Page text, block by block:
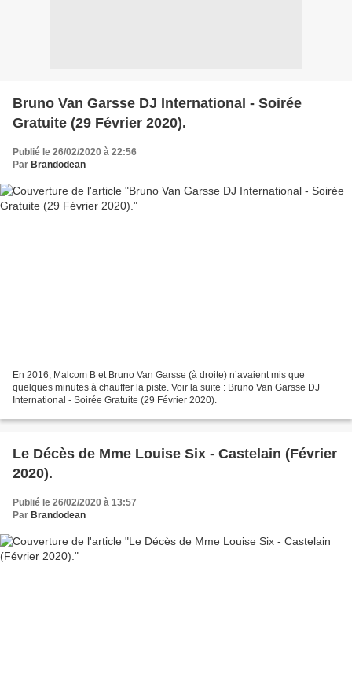
Bruno Van Garsse DJ International - Soirée
Gratuite (29 Février 2020).
Publié le 26/02/2020 à 22:56
Par Brandodean
En 2016, Malcom B et Bruno Van Garsse (à droite) n’avaient mis que
quelques minutes à chauffer la piste. Voir la suite : Bruno Van Garsse DJ
International - Soirée Gratuite (29 Février 2020).
Le Décès de Mme Louise Six - Castelain (Février
2020).
Publié le 26/02/2020 à 13:57
Par Brandodean